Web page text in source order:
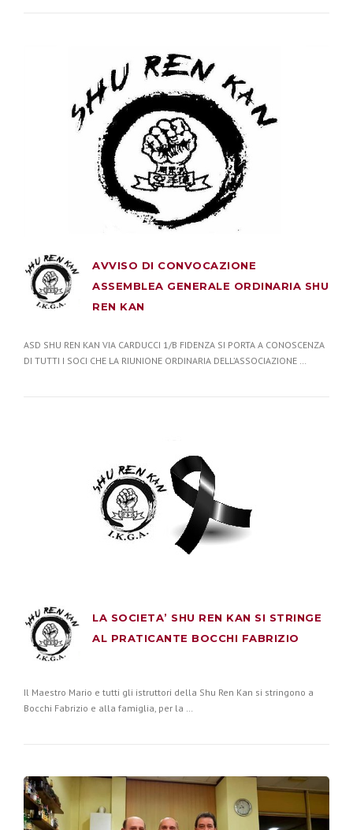
AVVISO DI CONVOCAZIONE
ASSEMBLEA GENERALE ORDINARIA SHU
REN KAN
ASD SHU REN KAN VIA CARDUCCI 1/B FIDENZA SI PORTA A CONOSCENZA
DI TUTTI I SOCI CHE LA RIUNIONE ORDINARIA DELL’ASSOCIAZIONE …
LA SOCIETA’ SHU REN KAN SI STRINGE
AL PRATICANTE BOCCHI FABRIZIO
Il Maestro Mario e tutti gli istruttori della Shu Ren Kan si stringono a
Bocchi Fabrizio e alla famiglia, per la …